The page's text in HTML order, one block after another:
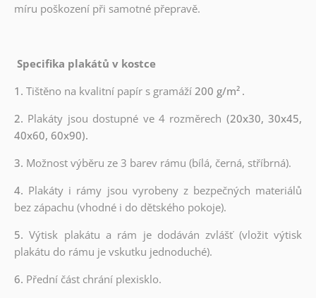
míru poškození při samotné přepravě.
Specifika plakátů v kostce
1. Tištěno na kvalitní papír s gramáží200 g/m² .
2. Plakáty jsou dostupné ve 4 rozměrech (20x30, 30x45,
40x60, 60x90).
3. Možnost výběru ze 3 barev rámu (bílá, černá, stříbrná).
4. Plakáty i rámy jsou vyrobeny z bezpečných materiálů
bez zápachu (vhodné i do dětského pokoje).
5.Výtisk plakátu a rám je dodáván zvlášť (vložit výtisk
plakátu do rámu je vskutku jednoduché).
6. Přední část chrání plexisklo.